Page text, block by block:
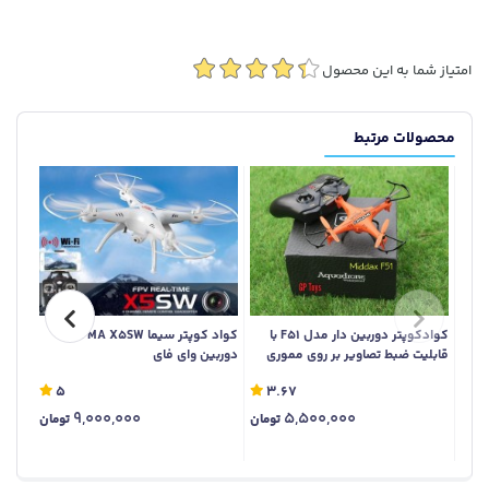
امتیاز شما به این محصول
محصولات مرتبط
کوادکوپتر دوربین دار مدل F51 با
قابلیت ضبط تصاویر بر روی مموری
3.67
5,500,000 تومان
کواد کوپتر سیما SYMA X5SW با
دوربین وای فای
5
9,000,000 تومان